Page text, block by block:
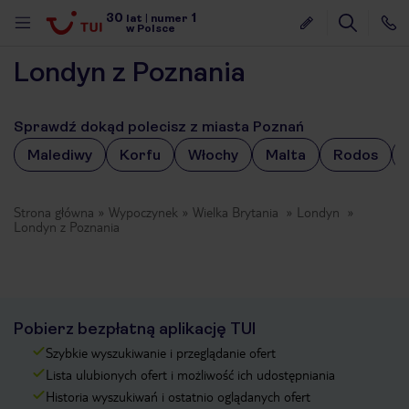
30 lat numer 1
w Polsce
Londyn z Poznania
Sprawdź dokąd polecisz z miasta Poznań
Malediwy
Korfu Włochy Malta Rodos
Strona główna Wypoczynek Wielka Brytania
Londyn
Londyn z Poznania
Pobierz bezpłatną aplikację TUI
Szybkie wyszukiwanie i przeglądanie ofert
Lista ulubionych ofert i możliwość ich udostępniania
Historia wyszukiwań i ostatnio oglądanych ofert